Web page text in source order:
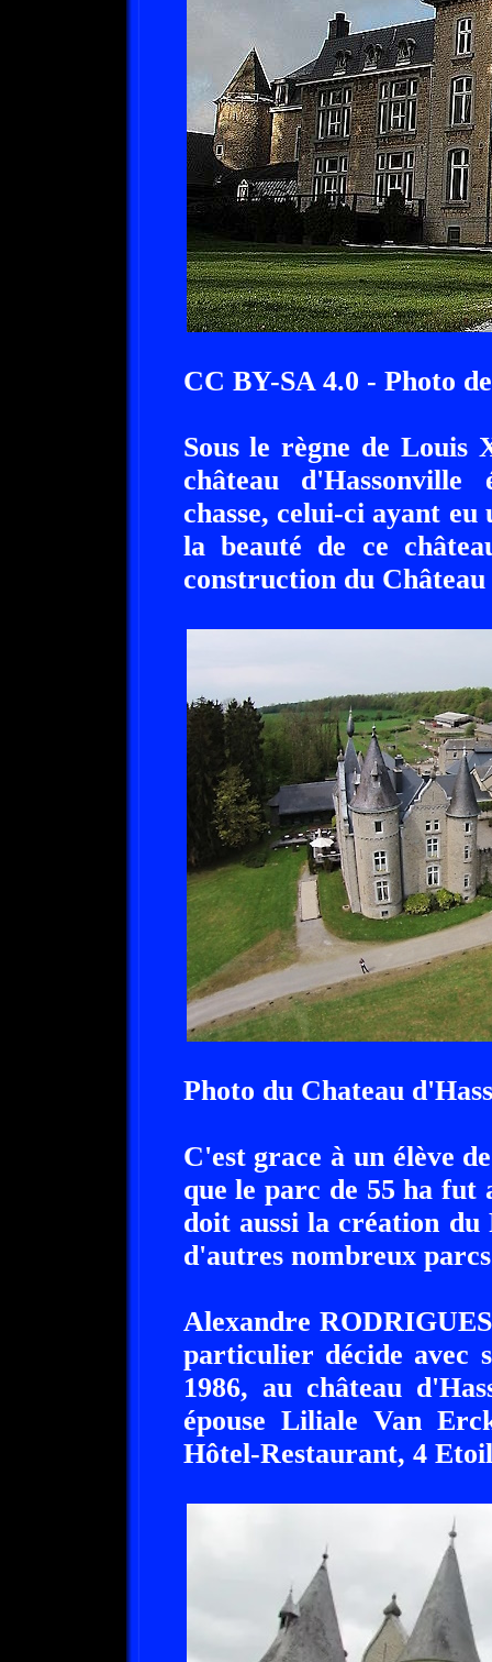
CC BY-SA 4.0 - Photo
Sous le règne de Louis
château
chasse, celui-ci ayant
la beauté de ce
construction du
Photo du Chateau
C'est grace à un élève
que le parc de 55 ha fut
doit aussi la création du
d'autres nombreux
Alexandre
particulier décide avec
1986, au château
épouse Liliale Van
Hôtel-Restaurant, 4